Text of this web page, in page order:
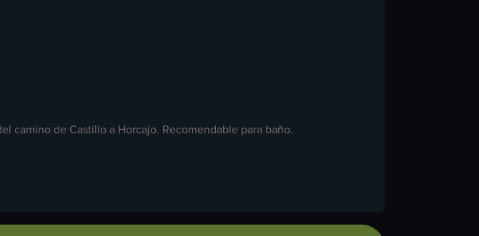
camino de Castillo a Horcajo. Recomendable para baño.